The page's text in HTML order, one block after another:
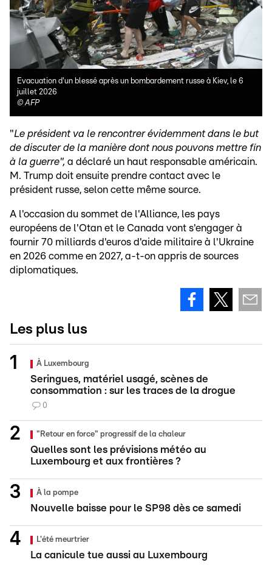
Evacuation d'un blessé après un bombardement russe à Kiev, le 6
juillet 2026
©AFP
"Le président va le rencontrer évidemment dans le but
de discuter de la manière dont nous pouvons mettre fin
à la guerre", a déclaré un haut responsable américain.
M. Trump doit ensuite prendre contact avec le
président russe, selon cette même source.
A l'occasion du sommet de l'Alliance, les pays
européens de l'Otan et le Canada vont s'engager à
fournir 70 milliards d'euros d'aide militaire à l'Ukraine
en 2026 comme en 2027, a-t-on appris de sources
diplomatiques.
Les plus lus
À Luxembourg
Seringues, matériel usagé, scènes de
consommation : sur les traces de la drogue
0
"Retour en force" progressif de la chaleur
Quelles sont les prévisions météo au
Luxembourg et aux frontières ?
À la pompe
Nouvelle baisse pour le SP98 dès ce samedi
L'été meurtrier
La canicule tue aussi au Luxembourg